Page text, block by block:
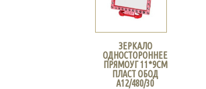
ЗЕРКАЛО
ОДНОСТОРОННЕЕ
ПРЯМОУГ 11*9СМ
ПЛАСТ ОБОД
А12/480/30